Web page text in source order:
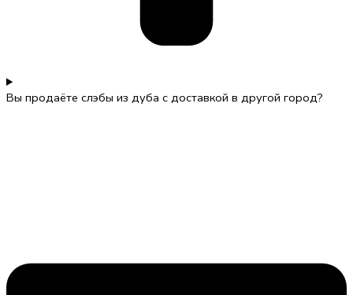
Вы продаёте слэбы из дуба с доставкой в другой город?